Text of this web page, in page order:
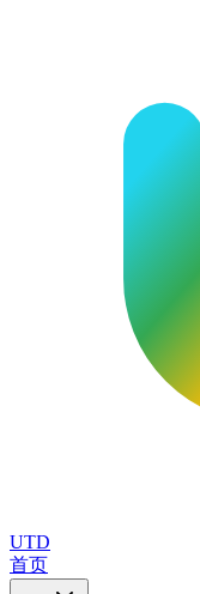
UTD
首页